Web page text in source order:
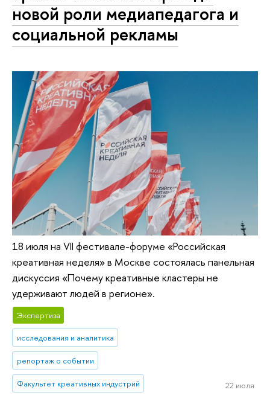
новой роли медиапедагога и
социальной рекламы
18 июля на VII фестивале-форуме «Российская
креативная неделя» в Москве состоялась панельная
дискуссия «Почему креативные кластеры не
удерживают людей в регионе».
Экспертиза
исследования и аналитика
репортаж о событии
Факультет креативных индустрий 22 июля